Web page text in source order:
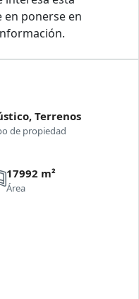
ponerse en
Terrenos
de propiedad
17992 m²
Área